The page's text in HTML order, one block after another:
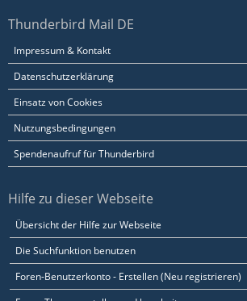
Thunderbird Mail DE
Impressum & Kontakt
Datenschutzerklärung
Einsatz von Cookies
Nutzungsbedingungen
Spendenaufruf für Thunderbird
Hilfe zu dieser Webseite
Übersicht der Hilfe zur Webseite
Die Suchfunktion benutzen
Foren-Benutzerkonto - Erstellen (Neu registrieren)